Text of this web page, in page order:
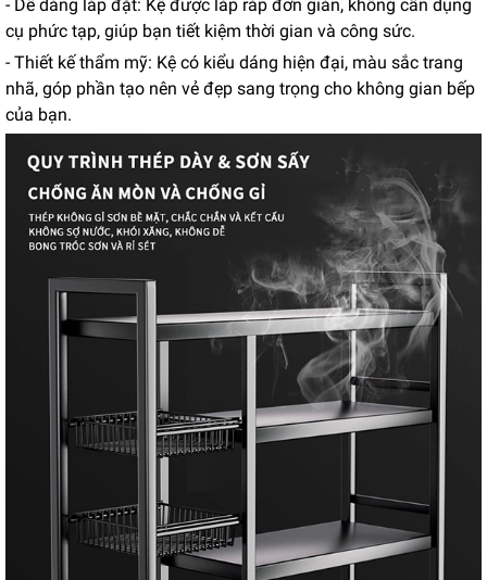
- Dễ dàng lắp đặt: Kệ được lắp ráp đơn giản, không cần dụng
cụ phức tạp, giúp bạn tiết kiệm thời gian và công sức.
- Thiết kế thẩm mỹ: Kệ có kiểu dáng hiện đại, màu sắc trang
nhã, góp phần tạo nên vẻ đẹp sang trọng cho không gian bếp
của bạn.